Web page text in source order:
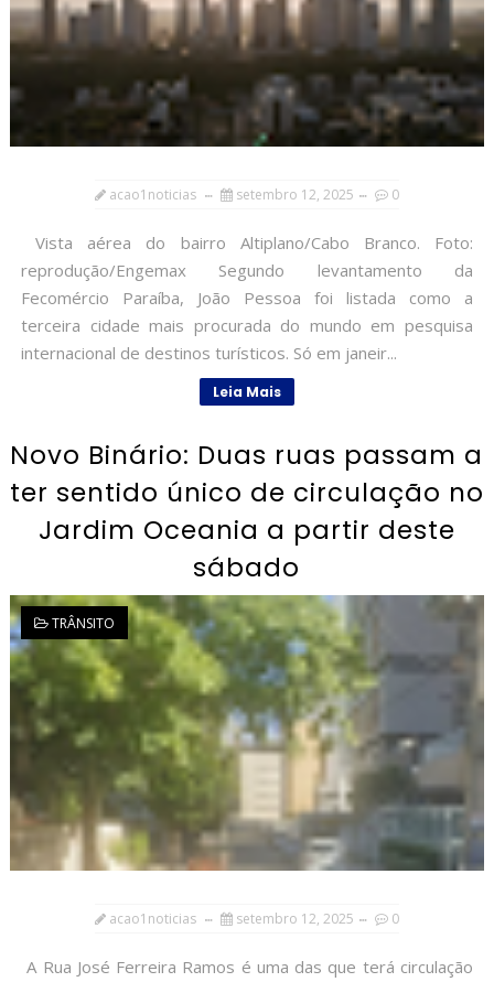
acao1noticias setembro 12, 2025 0
Vista aérea do bairro Altiplano/Cabo Branco. Foto:
reprodução/Engemax Segundo levantamento da
Fecomércio Paraíba, João Pessoa foi listada como a
terceira cidade mais procurada do mundo em pesquisa
internacional de destinos turísticos. Só em janeir...
Leia Mais
Novo Binário: Duas ruas passam a
ter sentido único de circulação no
Jardim Oceania a partir deste
sábado
TRÂNSITO
acao1noticias setembro 12, 2025 0
A Rua José Ferreira Ramos é uma das que terá circulação